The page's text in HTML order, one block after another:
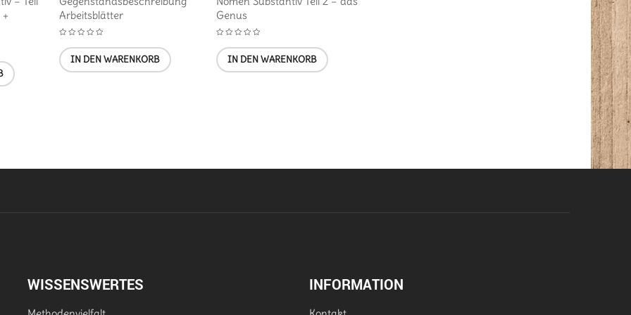
Arbeitsblätter
IN DEN WARENKORB
Genus
IN DEN WARENKORB IN DEN WARENKORB
WISSENSWERTES INFORMATION